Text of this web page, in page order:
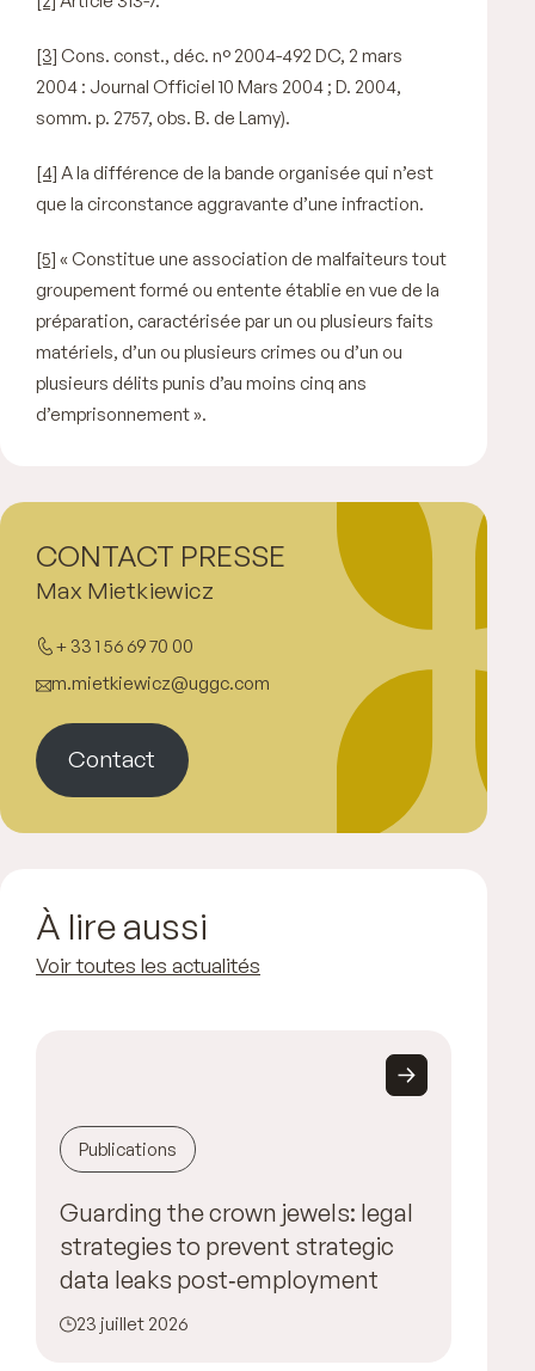
[3] Cons. const., déc. n° 2004-492 DC, 2 mars
2004 : Journal Officiel 10 Mars 2004 ; D. 2004,
somm. p. 2757, obs. B. de Lamy).
[4] A la différence de la bande organisée qui n’est
que la circonstance aggravante d’une infraction.
[5] « Constitue une association de malfaiteurs tout
groupement formé ou entente établie en vue de la
préparation, caractérisée par un ou plusieurs faits
matériels, d’un ou plusieurs crimes ou d’un ou
plusieurs délits punis d’au moins cinq ans
d’emprisonnement ».
Max Mietkiewicz
+ 33 1 56 69 70 00
m.mietkiewicz@uggc.com
Contact
CONTACT PRESSE
À lire aussi
Voir toutes les actualités
Publications
Guarding the crown jewels: legal
strategies to prevent strategic
data leaks post‑employment
23 juillet 2026